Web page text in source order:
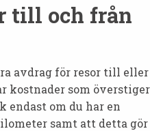
till och från
avdrag för resor till eller
kostnader som överstiger
endast om du har en
samt att detta gör